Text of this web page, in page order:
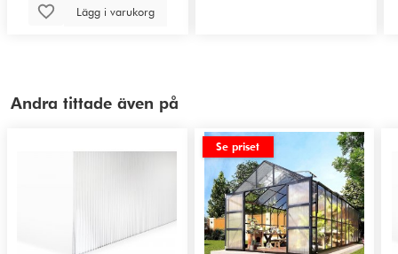
Lägg i varukorg
Andra tittade även på
Se priset